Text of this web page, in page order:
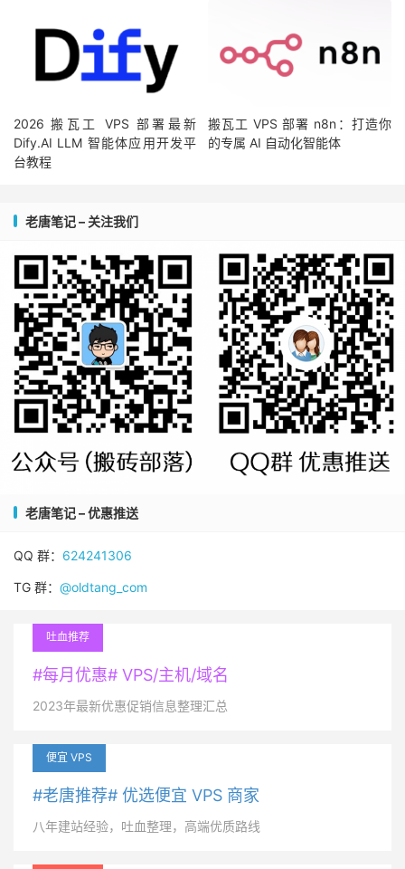
2026 搬瓦工 VPS 部署最新
Dify.AI LLM 智能体应用开发平
台教程
搬瓦工 VPS 部署 n8n：打造你
的专属 AI 自动化智能体
老唐笔记 – 关注我们
老唐笔记 – 优惠推送
QQ 群： 624241306
TG 群： @oldtang_com
吐血推荐
#每月优惠# VPS/主机/域名
2023年最新优惠促销信息整理汇总
便宜 VPS
#老唐推荐# 优选便宜 VPS 商家
八年建站经验，吐血整理，高端优质路线